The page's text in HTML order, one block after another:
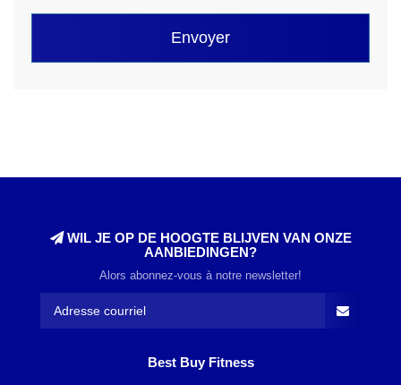
Envoyer
WIL JE OP DE HOOGTE BLIJVEN VAN ONZE
AANBIEDINGEN?
Alors abonnez-vous à notre newsletter!
Best Buy Fitness